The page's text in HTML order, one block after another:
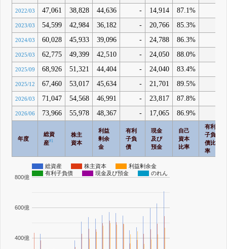
2022/03 47,061 38,828 44,636 - 14,914 87.1%
2023/03 54,599 42,984 36,182 - 20,766 85.3%
2024/03 60,028 45,933 39,096 - 24,788 86.3%
2025/03 62,775 49,399 42,510 - 24,050 88.0%
2025/09 68,926 51,321 44,404 - 24,040 83.4%
2025/12 67,460 53,017 45,634 - 21,701 89.5%
2026/03 71,047 54,568 46,991 - 23,817 87.8%
2026/06 73,966 55,978 48,367 - 17,065 86.9%
年度
総資
産#1
株主
資本
利益
剰余
金
有利
子負
債
現金
及び
預金
自己
資本
比率
有利
子負
債比
率
総資産 株主資本
利益剰余金
有利子負債
現金及び預金 のれん
400億
600億
800億